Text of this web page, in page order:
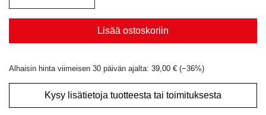
Lisää ostoskoriin
Alhaisin hinta viimeisen 30 päivän ajalta: 39,00 € (−36%)
Kysy lisätietoja tuotteesta tai toimituksesta